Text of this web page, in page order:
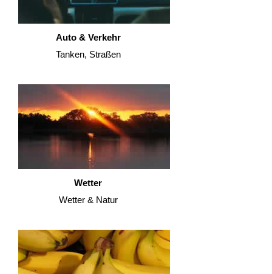
Auto & Verkehr
Tanken, Straßen
Wetter
Wetter & Natur